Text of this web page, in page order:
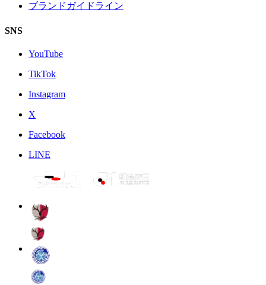
ブランドガイドライン
SNS
YouTube
TikTok
Instagram
X
Facebook
LINE